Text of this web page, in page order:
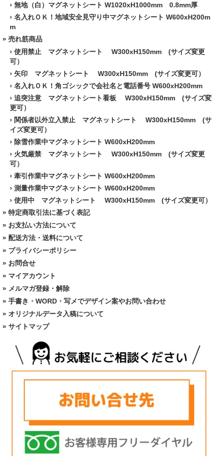
› 無地（白）マグネットシート W1020xH1000mm 0.8mm厚
› 名入れＯＫ！地域安全見守り中マグネットシート W600xH200m
m
» 売れ筋商品
› 使用禁止 マグネットシート W300xH150mm (サイズ変更
可）
› 矢印 マグネットシート W300xH150mm (サイズ変更可）
› 名入れＯＫ！角ゴシックで会社名と電話番号 W600xH200mm
› 追突注意 マグネットシート看板 W300xH150mm (サイズ変
更可）
› 関係者以外立入禁止 マグネットシート W300xH150mm (サ
イズ変更可）
› 除雪作業中マグネットシート W600xH200mm
› 火気厳禁 マグネットシート W300xH150mm (サイズ変更
可）
› 牽引作業中マグネットシート W600xH200mm
› 測量作業中マグネットシート W600xH200mm
› 使用中 マグネットシート W300xH150mm (サイズ変更可）
» 特定商取引法に基づく表記
» お支払い方法について
» 配送方法・送料について
» プライバシーポリシー
» お問合せ
» マイアカウント
» メルマガ登録・解除
» 手書き・WORD・写メでデザイン案やお問い合わせ
» オリジナルデータ入稿について
» サイトマップ